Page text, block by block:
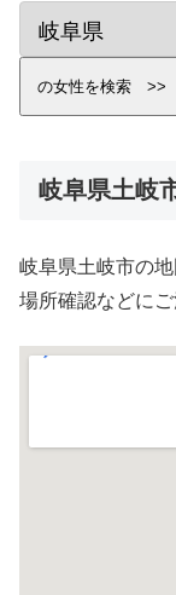
岐阜県土岐
岐阜県土岐市の
場所確認などにご